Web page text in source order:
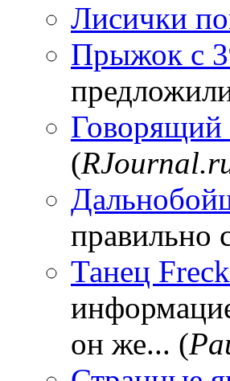
Лисички
Прыжок с
Говорящий
(
правильно
Танец
он же... (